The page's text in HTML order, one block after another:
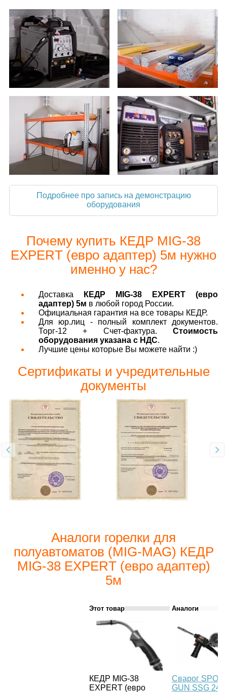
Подробнее про запись на демонстрацию
оборудования
Почему купить КЕДР MIG-38
EXPERT (евро адаптер) 5м нужно
именно у нас?
Доставка
КЕДР MIG-38 EXPERT (евро
адаптер) 5м в любой город России.
Официальная гарантия на все товары КЕДР.
Для юр.лиц - полный комплект документов.
Торг-12 + Счет-фактура. Стоимость
оборудования указана с НДС.
Лучшие цены которые Вы можете найти :)
Сертификаты и учредительные
документы
Аналоги горелки для
полуавтоматов (MIG-MAG) КЕДР
MIG-38 EXPERT (евро адаптер)
5м
Этот товар Аналоги
КЕДР MIG-38
EXPERT (евро
Сварог
GUN SSG 24